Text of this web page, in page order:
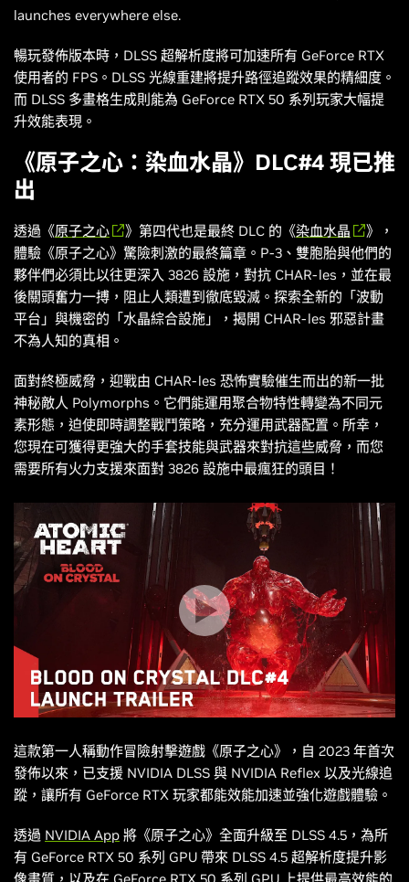
launches everywhere else.
暢玩發佈版本時，DLSS 超解析度將可加速所有 GeForce RTX
使用者的 FPS。DLSS 光線重建將提升路徑追蹤效果的精細度。
而 DLSS 多畫格生成則能為 GeForce RTX 50 系列玩家大幅提
升效能表現。
《原子之心：染血水晶》DLC#4 現已推
出
透過《原子之心 》第四代也是最終 DLC 的《染血水晶
》，
體驗《原子之心》驚險刺激的最終篇章。P-3、雙胞胎與他們的
夥伴們必須比以往更深入 3826 設施，對抗 CHAR-les，並在最
後關頭奮力一搏，阻止人類遭到徹底毀滅。探索全新的「波動
平台」與機密的「水晶綜合設施」，揭開 CHAR-les 邪惡計畫
不為人知的真相。
面對終極威脅，迎戰由 CHAR-les 恐怖實驗催生而出的新一批
神秘敵人 Polymorphs。它們能運用聚合物特性轉變為不同元
素形態，迫使即時調整戰鬥策略，充分運用武器配置。所幸，
您現在可獲得更強大的手套技能與武器來對抗這些威脅，而您
需要所有火力支援來面對 3826 設施中最瘋狂的頭目！
這款第一人稱動作冒險射擊遊戲《原子之心》，自 2023 年首次
發佈以來，已支援 NVIDIA DLSS 與 NVIDIA Reflex 以及光線追
蹤，讓所有 GeForce RTX 玩家都能效能加速並強化遊戲體驗。
透過 NVIDIA App 將《原子之心》全面升級至 DLSS 4.5，為所
有 GeForce RTX 50 系列 GPU 帶來 DLSS 4.5 超解析度提升影